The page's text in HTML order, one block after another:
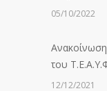
05/10/2022
του
12/12/2021